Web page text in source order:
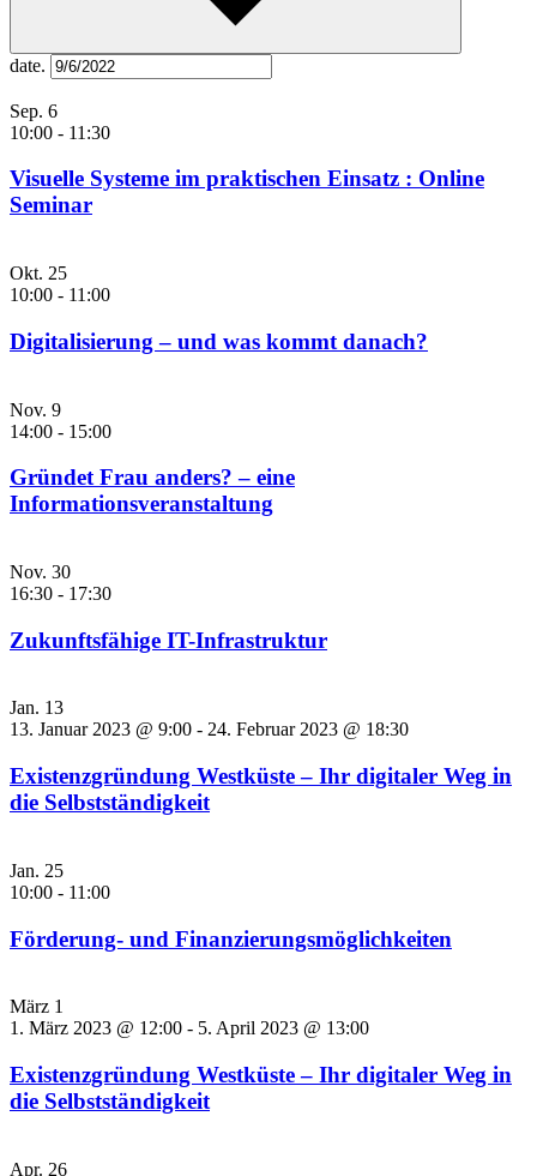
date.
Sep. 6
10:00 - 11:30
Visuelle Systeme im praktischen Einsatz : Online
Seminar
Okt. 25
10:00 - 11:00
Digitalisierung – und was kommt danach?
Nov. 9
14:00 - 15:00
Gründet Frau anders? – eine
Informationsveranstaltung
Nov. 30
16:30 - 17:30
Zukunftsfähige IT-Infrastruktur
Jan. 13
13. Januar 2023 @ 9:00 - 24. Februar 2023 @ 18:30
Existenzgründung Westküste – Ihr digitaler Weg in
die Selbstständigkeit
Jan. 25
10:00 - 11:00
Förderung- und Finanzierungsmöglichkeiten
März 1
1. März 2023 @ 12:00 - 5. April 2023 @ 13:00
Existenzgründung Westküste – Ihr digitaler Weg in
die Selbstständigkeit
Apr. 26